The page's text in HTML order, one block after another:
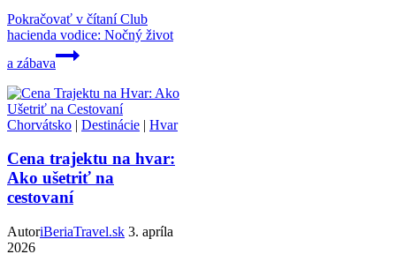
Pokračovať v čítaníClub
hacienda vodice: Nočný život
a zábava
Chorvátsko | Destinácie | Hvar
Cena trajektu na hvar:
Ako ušetriť na
cestovaní
AutoriBeriaTravel.sk 3. apríla
2026